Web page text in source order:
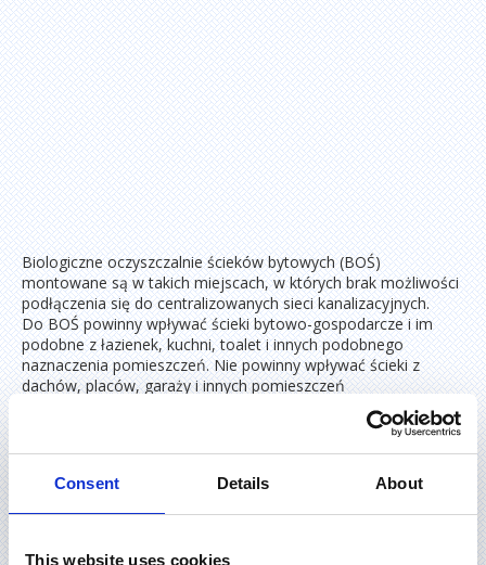
Consent Details About
This website uses cookies
Biologiczne oczyszczalnie ścieków bytowych (BOŚ)
montowane są w takich miejscach, w których brak możliwości
podłączenia się do centralizowanych sieci kanalizacyjnych.
Do BOŚ powinny wpływać ścieki bytowo-gospodarcze i im
podobne z łazienek, kuchni, toalet i innych podobnego
naznaczenia pomieszczeń. Nie powinny wpływać ścieki z
dachów, placów, garaży i innych pomieszczeń
niemieszkalnych, woda z basenów lub innych dužych
zbiorników. Woda oczyszczona w BOŚ może być infiltrowana
otwartych zbiorników wodnych i użyta do ponownego użytku.